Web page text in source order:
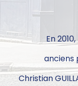
En
anciens
Christian